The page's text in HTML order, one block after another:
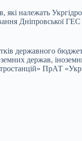
які належать
Дніпровської
державного
держав,
ПрАТ